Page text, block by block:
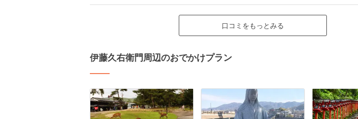
口コミをもっとみる
伊藤久右衛門周辺のおでかけプラン